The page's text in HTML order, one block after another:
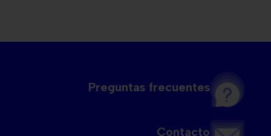
Preguntas frecuentes
Contacto